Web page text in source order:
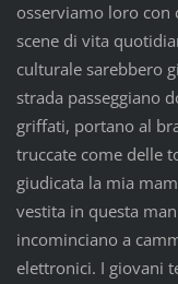
osserviamo loro con
scene di vita
culturale sarebbero
strada passeggiano
griffati, portano al
truccate come delle
giudicata la mia
vestita in questa
incominciano a
elettronici. I giovani